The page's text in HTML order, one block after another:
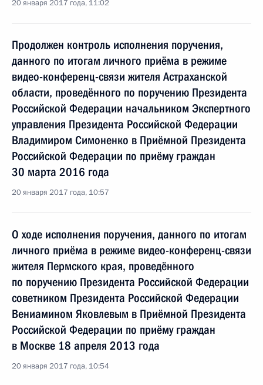
20 января 2017 года, 11:02
Продолжен контроль исполнения поручения,
данного по итогам личного приёма в режиме
видео-конференц-связи жителя Астраханской
области, проведённого по поручению Президента
Российской Федерации начальником Экспертного
управления Президента Российской Федерации
Владимиром Симоненко в Приёмной Президента
Российской Федерации по приёму граждан
30 марта 2016 года
20 января 2017 года, 10:57
О ходе исполнения поручения, данного по итогам
личного приёма в режиме видео-конференц-связи
жителя Пермского края, проведённого
по поручению Президента Российской Федерации
советником Президента Российской Федерации
Вениамином Яковлевым в Приёмной Президента
Российской Федерации по приёму граждан
в Москве 18 апреля 2013 года
20 января 2017 года, 10:54